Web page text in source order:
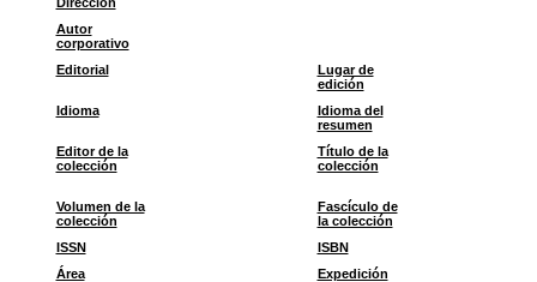
Autor
corporativo
Editorial
Lugar de
edición
Idioma
Idioma del
resumen
Editor de la
colección
Título de la
colección
Volumen de la
colección
Fascículo de
la colección
ISSN ISBN
Área
Expedición